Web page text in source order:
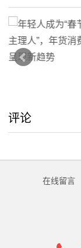
评论
在线留言